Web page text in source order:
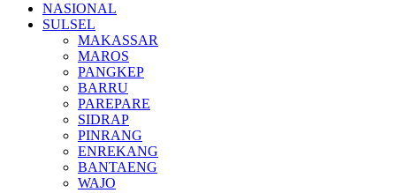
NASIONAL
SULSEL
MAKASSAR
MAROS
PANGKEP
BARRU
PAREPARE
SIDRAP
PINRANG
ENREKANG
BANTAENG
WAJO